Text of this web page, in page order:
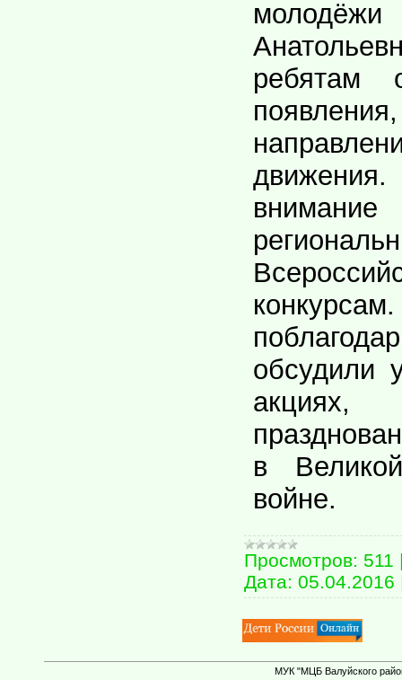
ребятам
обсудили
акциях,
в
войне.
Просмотров: 511
Дата: 05.04.2016
МУК "МЦБ Валуйского